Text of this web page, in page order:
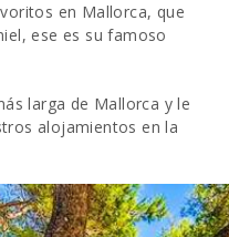
en Mallorca, que
ese es su famoso
larga de Mallorca y le
alojamientos en la